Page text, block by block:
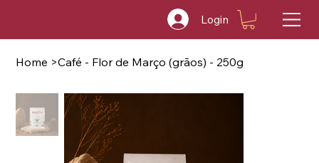
Login
Home >Café - Flor de Março (grãos) - 250g